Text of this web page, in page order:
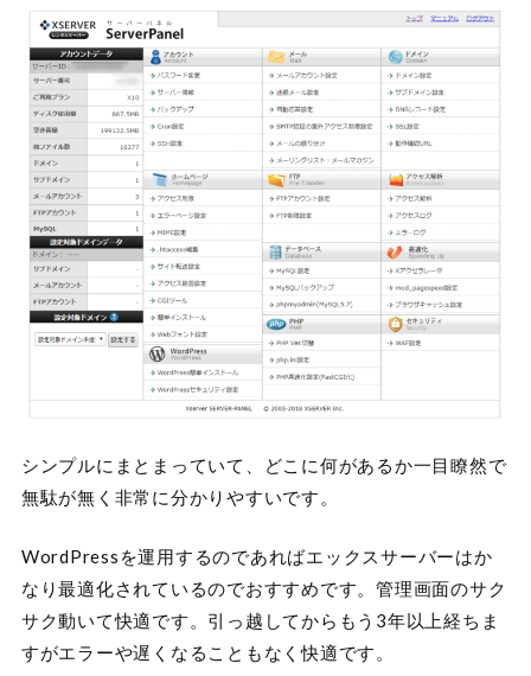
シンプルにまとまっていて、どこに何があるか一目瞭然で
無駄が無く非常に分かりやすいです。
WordPressを運用するのであればエックスサーバーはか
なり最適化されているのでおすすめです。管理画面のサク
サク動いて快適です。引っ越してからもう3年以上経ちま
すがエラーや遅くなることもなく快適です。